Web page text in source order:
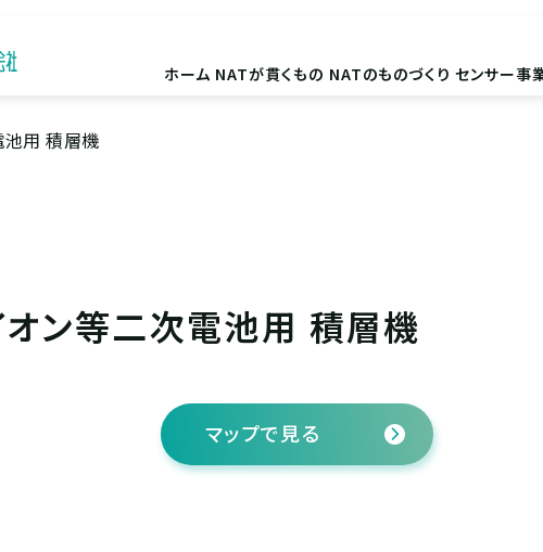
ホーム NATが貫くもの NATのものづくり センサー事
池用 積層機
オン等二次電池用 積層機
マップで見る